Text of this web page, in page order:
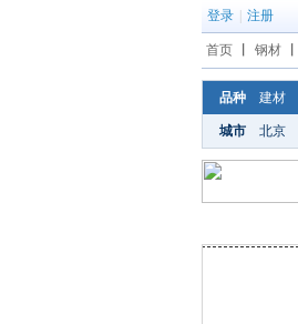
登录 注册
首页 钢材
品种 建材
城市 北京